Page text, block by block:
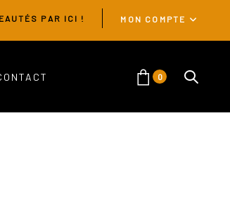
PAR ICI ! MON COMPTE
0